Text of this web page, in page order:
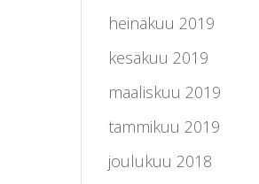
heinäkuu 2019
kesäkuu 2019
maaliskuu 2019
tammikuu 2019
joulukuu 2018